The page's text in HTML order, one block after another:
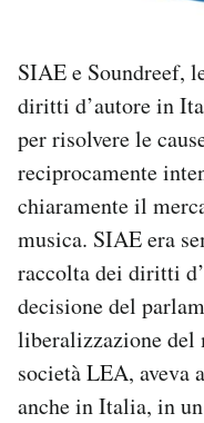
AREA PERSONALE
Area Personale
Regala il Post
Hai bisogno di
Esci
SIAE e Soundreef,
diritti d’autore in
per risolvere le
reciprocamente
chiaramente il
musica. SIAE era
raccolta dei diritti
decisione del
liberalizzazione del
società LEA, aveva
anche in Italia, in